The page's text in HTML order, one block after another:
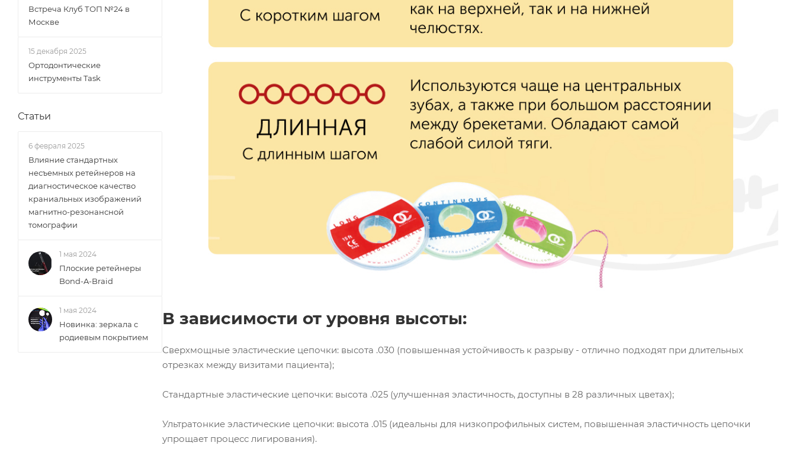
В зависимости от уровня высоты:
Сверхмощные эластические цепочки: высота .030 (повышенная устойчивость к разрыву - отлично подходят при длительных
отрезках между визитами пациента);
Стандартные эластические цепочки: высота .025 (улучшенная эластичность, доступны в 28 различных цветах);
Ультратонкие эластические цепочки: высота .015 (идеальны для низкопрофильных систем, повышенная эластичность цепочки
упрощает процесс лигирования).
Встреча Клуб ТОП №24 в
Москве
15 декабря 2025
Ортодонтические
инструменты Task
Статьи
6 февраля 2025
Влияние стандартных
несъемных ретейнеров на
диагностическое качество
краниальных изображений
магнитно-резонансной
томографии
1 мая 2024
Плоские ретейнеры
Bond-A-Braid
1 мая 2024
Новинка: зеркала с
родиевым покрытием